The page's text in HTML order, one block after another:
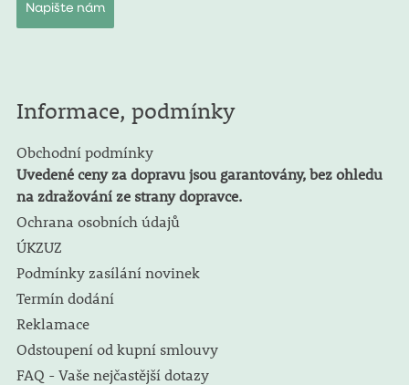
Napište nám
Informace, podmínky
Obchodní podmínky
Uvedené ceny za dopravu jsou garantovány, bez ohledu
na zdražování ze strany dopravce.
Ochrana osobních údajů
ÚKZUZ
Podmínky zasílání novinek
Termín dodání
Reklamace
Odstoupení od kupní smlouvy
FAQ - Vaše nejčastější dotazy